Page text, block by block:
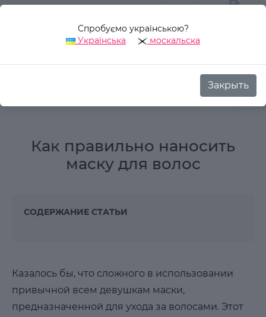
Как правильно наносить
Спробуємо українською?
Українська
москальска
Закрыть
Как правильно наносить
маску для волос
СОДЕРЖАНИЕ СТАТЬИ
Казалось бы, что сложного в использовании
привычной всем девушкам маски,
предназначенной для ухода за волосами. Этот